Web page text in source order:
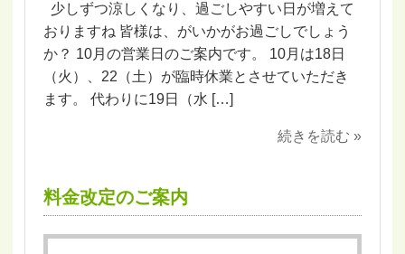
少しずつ涼しくなり、過ごしやすい日が増えて
おりますね 皆様は、がいかがお過ごしでしょう
か？ 10月の営業日のご案内です。 10月は18日
（火）、22（土）が臨時休業とさせていただき
ます。 代わりに19日（水 […]
続きを読む »
料金改定のご案内